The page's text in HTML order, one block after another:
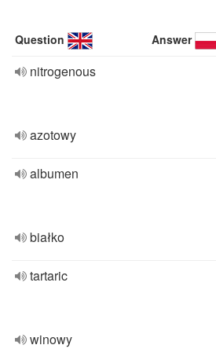
Question Answer
nitrogenous
azotowy
albumen
białko
tartaric
winowy